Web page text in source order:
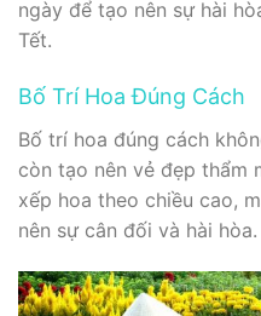
ngày để tạo nên sự hài
Tết.
Bố Trí Hoa Đúng Cách
Bố trí hoa đúng cách
còn tạo nên vẻ đẹp thẩm
xếp hoa theo chiều cao,
nên sự cân đối và hài hòa.